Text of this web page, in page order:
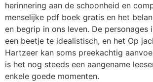
herinnering aan de schoonheid en
menselijke pdf boek gratis en het
en begrip in ons leven. De personages
een beetje te idealistisch, en het Op
Hartzeer kan soms preekachtig
is het nog steeds een aangename
enkele goede momenten.